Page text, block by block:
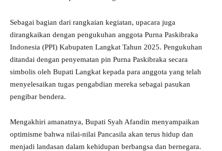
Sebagai bagian dari rangkaian kegiatan, upacara juga
dirangkaikan dengan pengukuhan anggota Purna Paskibraka
Indonesia (PPI) Kabupaten Langkat Tahun 2025. Pengukuhan
ditandai dengan penyematan pin Purna Paskibraka secara
simbolis oleh Bupati Langkat kepada para anggota yang telah
menyelesaikan tugas pengabdian mereka sebagai pasukan
pengibar bendera.
Mengakhiri amanatnya, Bupati Syah Afandin menyampaikan
optimisme bahwa nilai-nilai Pancasila akan terus hidup dan
menjadi landasan dalam kehidupan berbangsa dan bernegara.